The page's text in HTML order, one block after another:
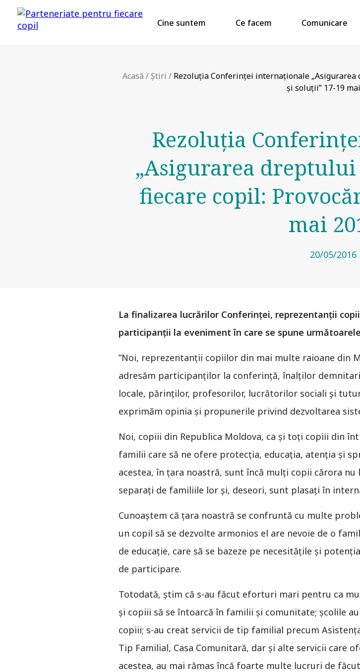
Cine suntem Ce facem Comunicare
Acasă / Știri / Rezoluția Conferinței internaționale
şi soluții” 17-19
Rezoluția
„Asigurarea
fiecare copil:
mai
20/05/2016
La finalizarea lucrărilor Conferinţei, reprezentanții
participanţii la eveniment în care se spune
”Noi, reprezentanţii copiilor din mai multe raioane din
adresăm participanţilor la conferinţă, înalţilor
locale, părinţilor, profesorilor, lucrătorilor sociali şi
exprimăm opinia şi propunerile privind dezvoltarea
Noi, copiii din Republica Moldova, ca şi toţi copiii din
familii care să ne ofere protecţia, educaţia, atenţia şi
acestea, în ţara noastră, sunt încă mulţi copii cărora
separaţi de familiile lor şi, deseori, sunt plasaţi în
Cunoaştem că ţara noastră se confruntă cu multe
un copil să se dezvolte armonios el are nevoie de o
de educaţie, care să se bazeze pe necesităţile şi
de participare.
Totodată, ştim că s-au făcut eforturi mari pentru ca
și copiii să se întoarcă în familii și comunitate; școlile
copiii; s-au creat servicii de tip familial precum
Tip Familial, Casa Comunitară, dar și alte servicii care
acestea, au mai rămas încă foarte multe lucruri de